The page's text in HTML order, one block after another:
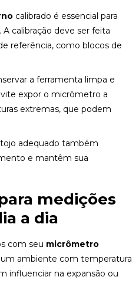
calibrado é essencial para
calibração deve ser feita
referência, como blocos de
a ferramenta limpa e
expor o micrômetro a
extremas, que podem
adequado também
e mantêm sua
medições
a dia
com seu micrômetro
ambiente com temperatura
influenciar na expansão ou